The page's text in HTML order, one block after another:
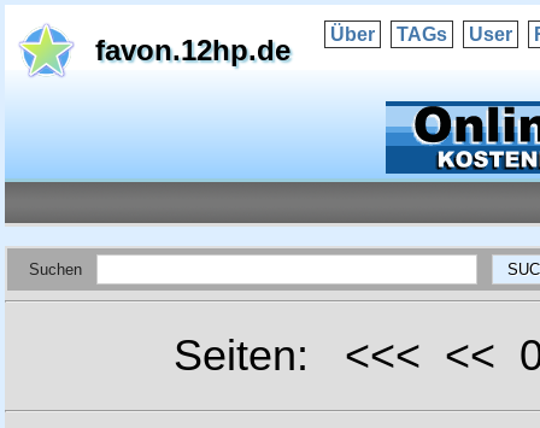
favon.12hp.de Über TAGs User
Suchen
Seiten: <<< <<